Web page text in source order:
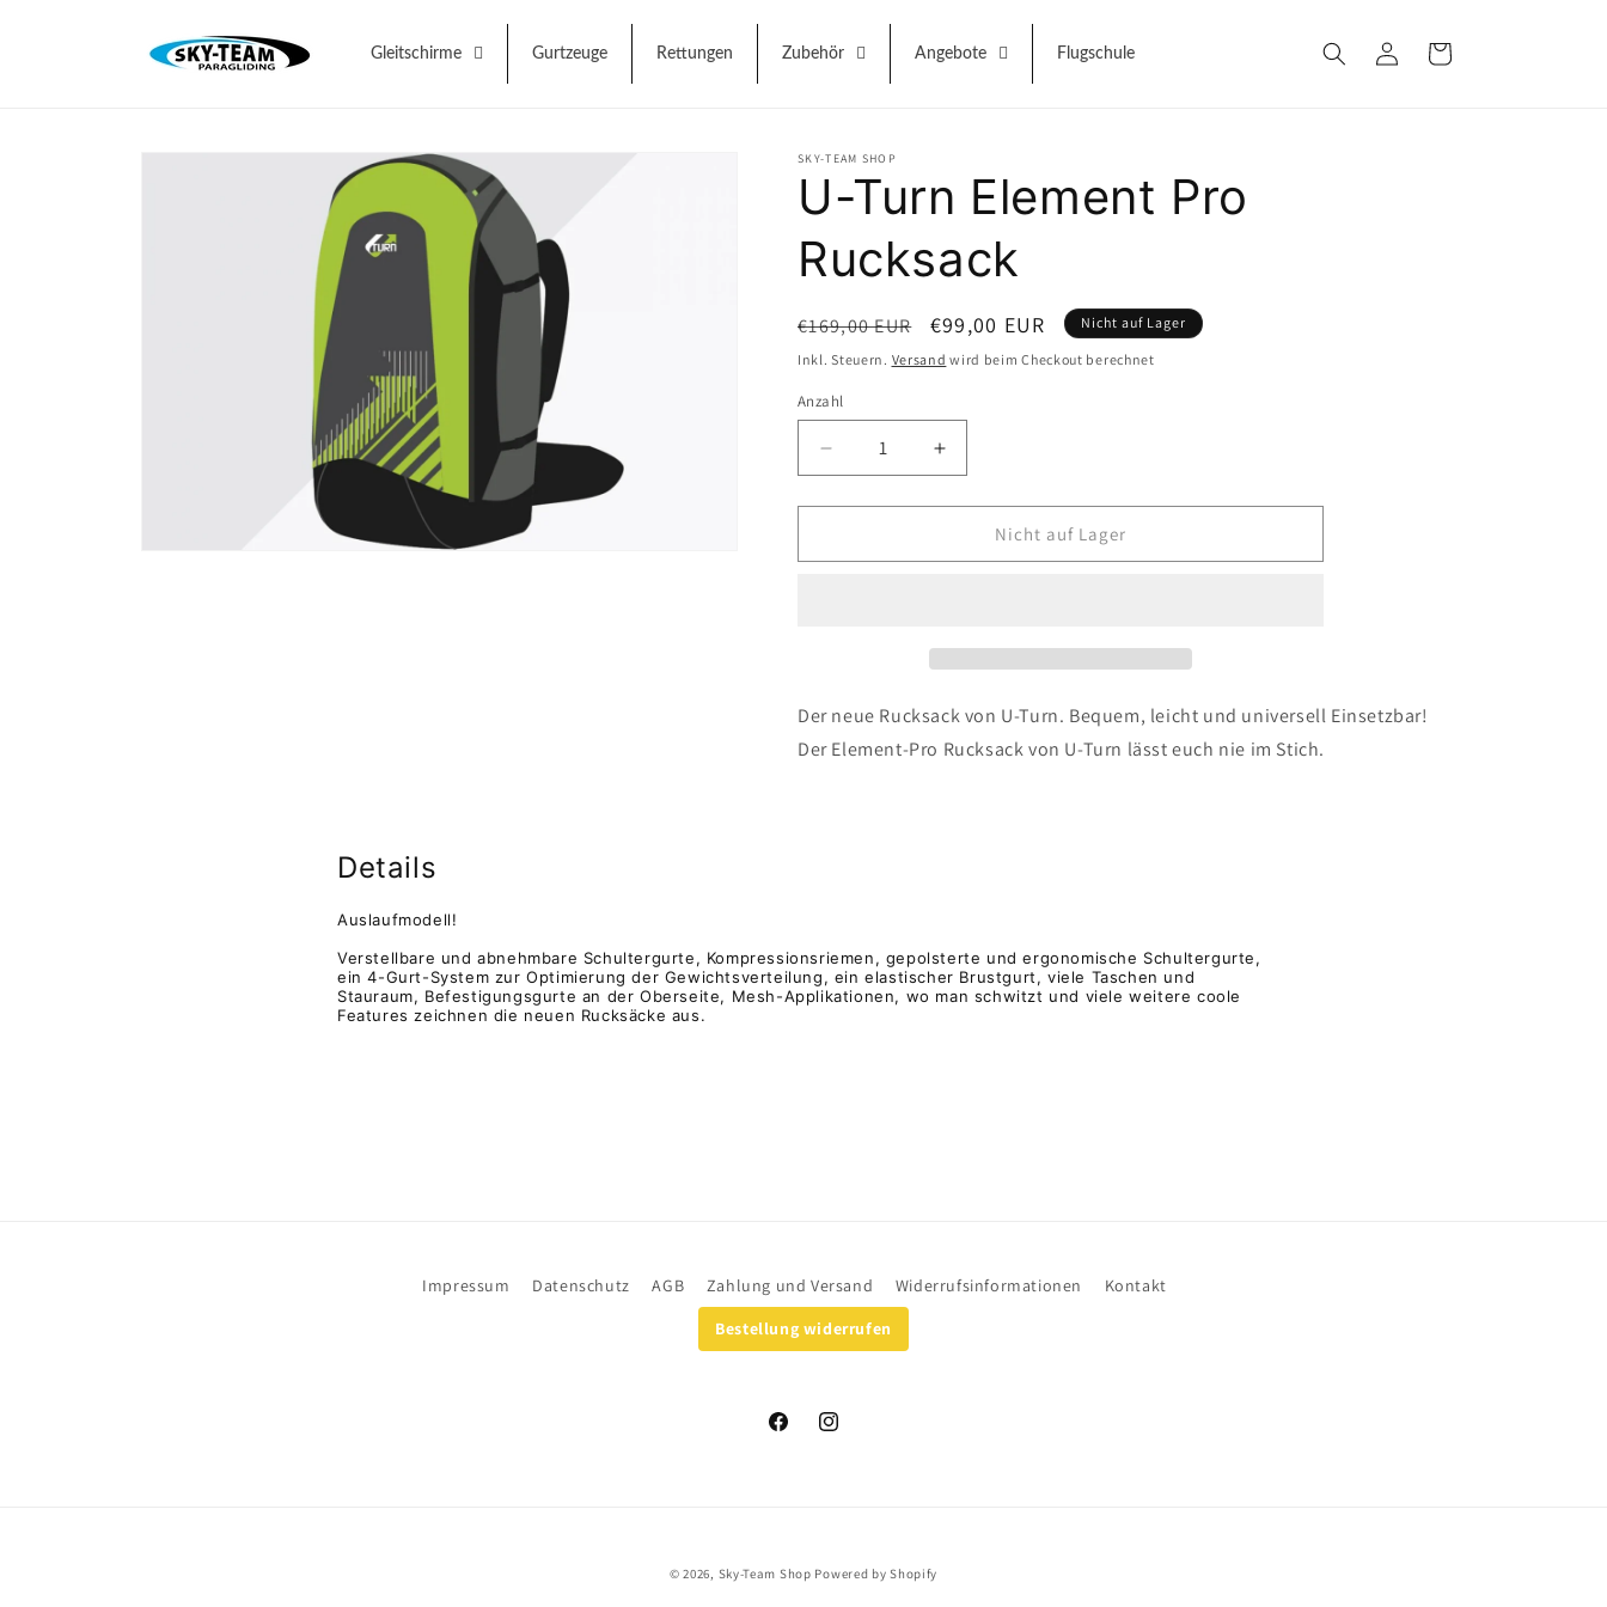
Gleitschirme Gurtzeuge Rettungen Zubehör Angebote Flugschule EinloggenWarenkorb
Zu
SKY-TEAM SHOP
U-Turn Element Pro
Rucksack
Normaler
Preis
€169,00 EUR Verkaufspreis
€99,00 EUR Nicht auf Lager
Inkl. Steuern. Versand wird beim Checkout berechnet
Anzahl
Anzahl
Verringere
die
Menge
U-
Erhöhe
die
Menge
U-
Nicht auf Lager
Der neue Rucksack von U-Turn. Bequem, leicht und universell Einsetzbar!
Der Element-Pro Rucksack von U-Turn lässt euch nie im Stich.
Details
Auslaufmodell!
Verstellbare und abnehmbare Schultergurte, Kompressionsriemen, gepolsterte und ergonomische Schultergurte,
ein 4-Gurt-System zur Optimierung der Gewichtsverteilung, ein elastischer Brustgurt, viele Taschen und
Stauraum, Befestigungsgurte an der Oberseite, Mesh-Applikationen, wo man schwitzt und viele weitere coole
Features zeichnen die neuen Rucksäcke aus.
Impressum Datenschutz AGB Zahlung und Versand Widerrufsinformationen
Kontakt
Bestellung widerrufen
FacebookInstagram
© 2026, Sky-Team Shop Powered by Shopify